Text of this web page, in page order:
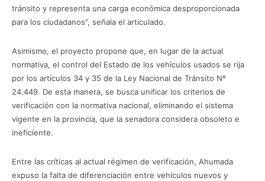
tránsito y representa una carga económica desproporcionada
para los ciudadanos”, señala el articulado.
Asimismo, el proyecto propone que, en lugar de la actual
normativa, el control del Estado de los vehículos usados ​​se rija
por los artículos 34 y 35 de la Ley Nacional de Tránsito Nº
24.449. De esta manera, se busca unificar los criterios de
verificación con la normativa nacional, eliminando el sistema
vigente en la provincia, que la senadora considera obsoleto e
ineficiente.
Entre las críticas al actual régimen de verificación, Ahumada
expuso la falta de diferenciación entre vehículos nuevos y